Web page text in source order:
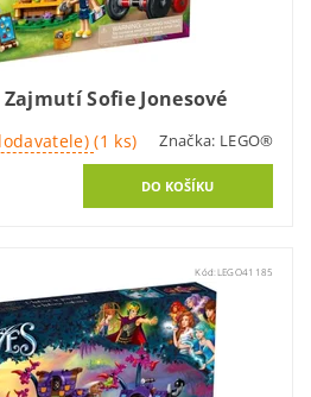
Zajmutí Sofie Jonesové
(1 ks) Značka: LEGO®
Kód: LEGO41185